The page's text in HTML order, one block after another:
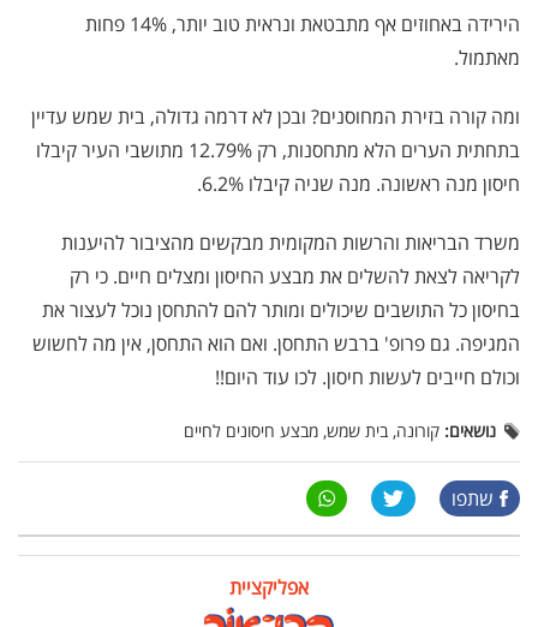
הירידה באחוזים אף מתבטאת ונראית טוב יותר, 14% פחות
מאתמול.
ומה קורה בזירת המחוסנים? ובכן לא דרמה גדולה, בית שמש עדיין
בתחתית הערים הלא מתחסנות, רק 12.79% מתושבי העיר קיבלו
חיסון מנה ראשונה. מנה שניה קיבלו 6.2%.
משרד הבריאות והרשות המקומית מבקשים מהציבור להיענות
לקריאה לצאת להשלים את מבצע החיסון ומצלים חיים. כי רק
בחיסון כל התושבים שיכולים ומותר להם להתחסן נוכל לעצור את
המגיפה. גם פרופ' ברבש התחסן. ואם הוא התחסן, אין מה לחשוש
וכולם חייבים לעשות חיסון. לכו עוד היום!!
נושאים: קורונה, בית שמש, מבצע חיסונים לחיים
שתפו
אפליקציית